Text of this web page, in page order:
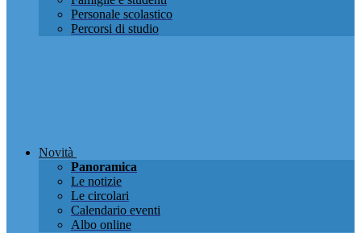
Personale scolastico
Percorsi di studio
Novità
Panoramica
Le notizie
Le circolari
Calendario eventi
Albo online